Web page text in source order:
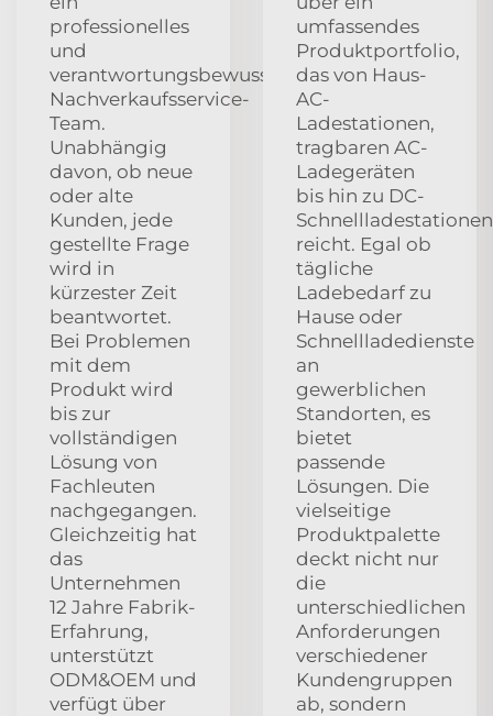
professionelles
und
verantwortungsbewusstes
Nachverkaufsservice-
Team.
Unabhängig
davon, ob neue
oder alte
Kunden, jede
gestellte Frage
wird in
kürzester Zeit
beantwortet.
Bei Problemen
mit dem
Produkt wird
bis zur
vollständigen
Lösung von
Fachleuten
nachgegangen.
Gleichzeitig hat
das
Unternehmen
12 Jahre Fabrik-
Erfahrung,
unterstützt
ODM&OEM und
verfügt über
umfassendes
Produktportfolio,
das von Haus-
AC-
Ladestationen,
tragbaren AC-
Ladegeräten
bis hin zu DC-
Schnellladestationen
reicht. Egal ob
tägliche
Ladebedarf zu
Hause oder
Schnellladedienste
an
gewerblichen
Standorten, es
bietet
passende
Lösungen. Die
vielseitige
Produktpalette
deckt nicht nur
die
unterschiedlichen
Anforderungen
verschiedener
Kundengruppen
ab, sondern